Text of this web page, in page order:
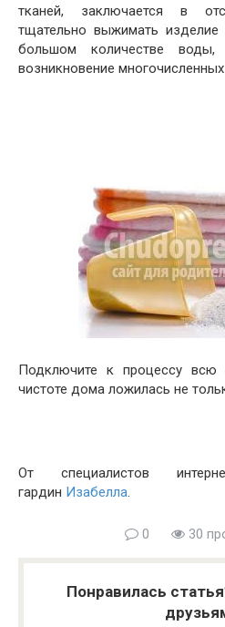
тканей, заключается в
тщательно выжимать изделие
большом количестве воды,
возникновение
Подключите к процессу
чистоте дома ложилась не
От специалистов
гардин Изабелла.
0 30
Понравилась